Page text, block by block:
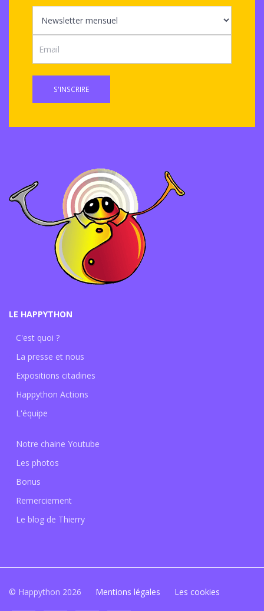
S'INSCRIRE
LE HAPPYTHON
C'est quoi ?
La presse et nous
Expositions citadines
Happython Actions
L'équipe
Notre chaine Youtube
Les photos
Bonus
Remerciement
Le blog de Thierry
© Happython 2026 Mentions légales Les cookies